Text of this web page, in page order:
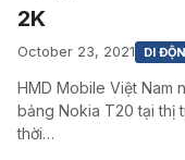
2K
October 23, 2021 DI
HMD Mobile Việt Nam
bảng Nokia T20 tại thị
thời…